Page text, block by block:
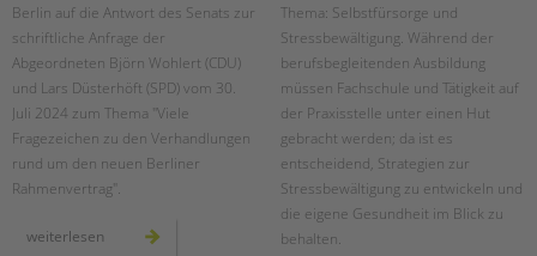
Berlin auf die Antwort des Senats zur
schriftliche Anfrage der
Abgeordneten Björn Wohlert (CDU)
und Lars Düsterhöft (SPD) vom 30.
Juli 2024 zum Thema "Viele
Fragezeichen zu den Verhandlungen
rund um den neuen Berliner
Rahmenvertrag".
weiterlesen stellungnahme
Thema: Selbstfürsorge und
Stressbewältigung. Während der
berufsbegleitenden Ausbildung
müssen Fachschule und Tätigkeit auf
der Praxisstelle unter einen Hut
gebracht werden; da ist es
entscheidend, Strategien zur
Stressbewältigung zu entwickeln und
die eigene Gesundheit im Blick zu
behalten.